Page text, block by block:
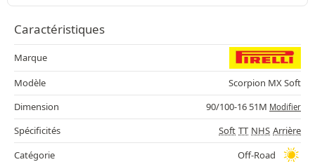
Caractéristiques
Marque
Modèle
Scorpion MX Soft
Dimension
90/100-16 51M Modifier
Spécificités Soft TT NHS Arrière
Catégorie
Off-Road